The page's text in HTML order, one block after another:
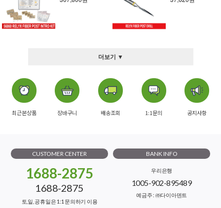
더보기 ▼
최근본상품 장바구니 배송조회 1:1문의 공지사항
CUSTOMER CENTER
1688-2875
1688-2875
토,일, 공휴일은 1:1 문의하기 이용
BANK INFO
우리은행
1005-902-895489
예금주 : ㈜다이아덴트